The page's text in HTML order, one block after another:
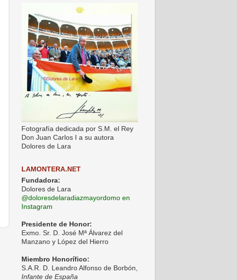
Fotografía dedicada por S.M. el Rey
Don Juan Carlos I a su autora
Dolores de Lara
LAMONTERA.NET
Fundadora:
Dolores de Lara
@doloresdelaradiazmayordomo en
Instagram
Presidente de Honor:
Exmo. Sr. D. José Mª Álvarez del
Manzano y López del Hierro
Miembro Honorífico:
S.A.R. D. Leandro Alfonso de Borbón,
Infante de España